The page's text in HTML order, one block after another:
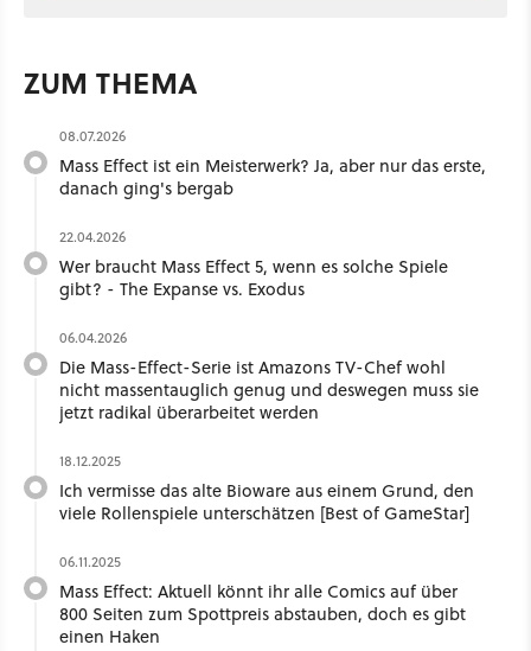
ZUM THEMA
08.07.2026
Mass Effect ist ein Meisterwerk? Ja, aber nur das erste,
danach ging's bergab
22.04.2026
Wer braucht Mass Effect 5, wenn es solche Spiele
gibt? - The Expanse vs. Exodus
06.04.2026
Die Mass-Effect-Serie ist Amazons TV-Chef wohl
nicht massentauglich genug und deswegen muss sie
jetzt radikal überarbeitet werden
18.12.2025
Ich vermisse das alte Bioware aus einem Grund, den
viele Rollenspiele unterschätzen [Best of GameStar]
06.11.2025
Mass Effect: Aktuell könnt ihr alle Comics auf über
800 Seiten zum Spottpreis abstauben, doch es gibt
einen Haken